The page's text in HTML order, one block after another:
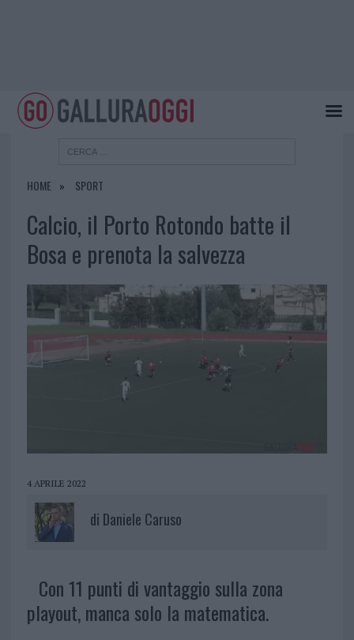
HOME SPORT
Calcio, il Porto Rotondo batte il
Bosa e prenota la salvezza
4 APRILE 2022
di Daniele Caruso
Con 11 punti di vantaggio sulla zona
playout, manca solo la matematica.